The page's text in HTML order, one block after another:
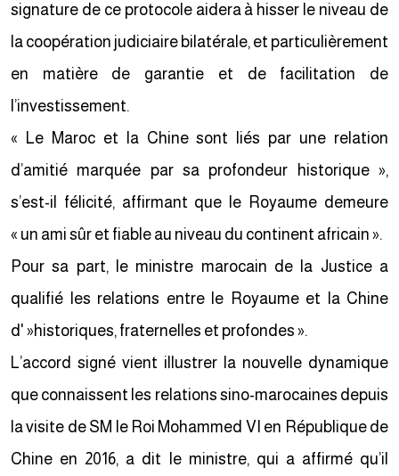
signature de ce protocole aidera à hisser le niveau de
la coopération judiciaire bilatérale, et particulièrement
en matière de garantie et de facilitation de
l’investissement.
« Le Maroc et la Chine sont liés par une relation
d’amitié marquée par sa profondeur historique »,
s’est-il félicité, affirmant que le Royaume demeure
« un ami sûr et fiable au niveau du continent africain ».
Pour sa part, le ministre marocain de la Justice a
qualifié les relations entre le Royaume et la Chine
d' »historiques, fraternelles et profondes ».
L’accord signé vient illustrer la nouvelle dynamique
que connaissent les relations sino-marocaines depuis
la visite de SM le Roi Mohammed VI en République de
Chine en 2016, a dit le ministre, qui a affirmé qu’il